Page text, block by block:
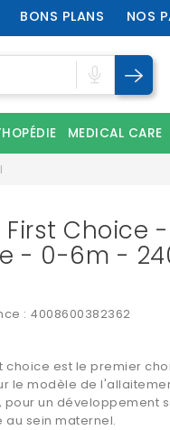
BONS PLANS NOS
MEDICAL CARE
First Choice
- 0-6m -
: 4008600382362
choice est le premier
le modèle de
pour un développement
au sein maternel.